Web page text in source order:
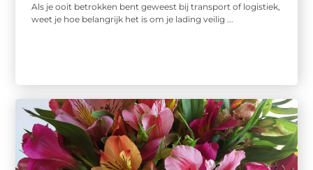
Als je ooit betrokken bent geweest bij transport of logistiek,
weet je hoe belangrijk het is om je lading veilig ...